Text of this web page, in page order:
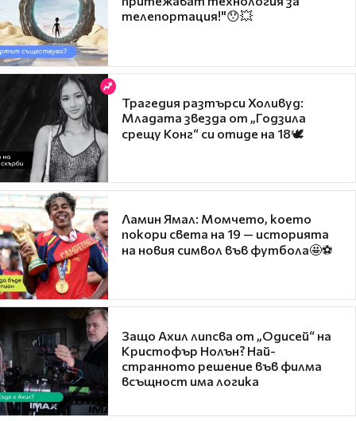
телепортация!"😯💥
Трагедия разтърси Холивуд:
Младата звезда от „Годзила
срещу Конг“ си отиде на 18🕊️
Ламин Ямал: Момчето, което
покори света на 19 — историята
на новия символ във футбола🤩⚽
Защо Ахил липсва от „Одисей“ на
Кристофър Нолън? Най-
странното решение във филма
всъщност има логика